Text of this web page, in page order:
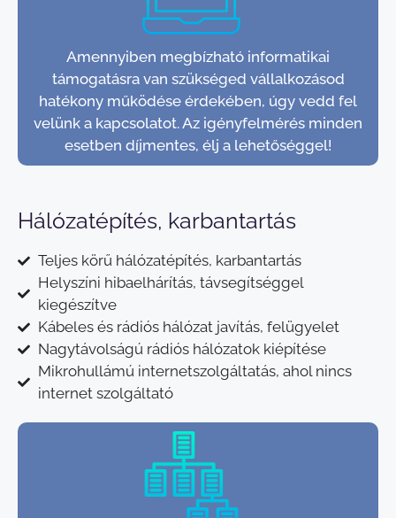
Amennyiben megbízható informatikai
támogatásra van szükséged vállalkozásod
hatékony működése érdekében, úgy vedd fel
velünk a kapcsolatot. Az igényfelmérés minden
esetben díjmentes, élj a lehetőséggel!
Hálózatépítés, karbantartás
Teljes körű hálózatépítés, karbantartás
Helyszíni hibaelhárítás, távsegítséggel
kiegészítve
Kábeles és rádiós hálózat javítás, felügyelet
Nagytávolságú rádiós hálózatok kiépítése
Mikrohullámú internetszolgáltatás, ahol nincs
internet szolgáltató